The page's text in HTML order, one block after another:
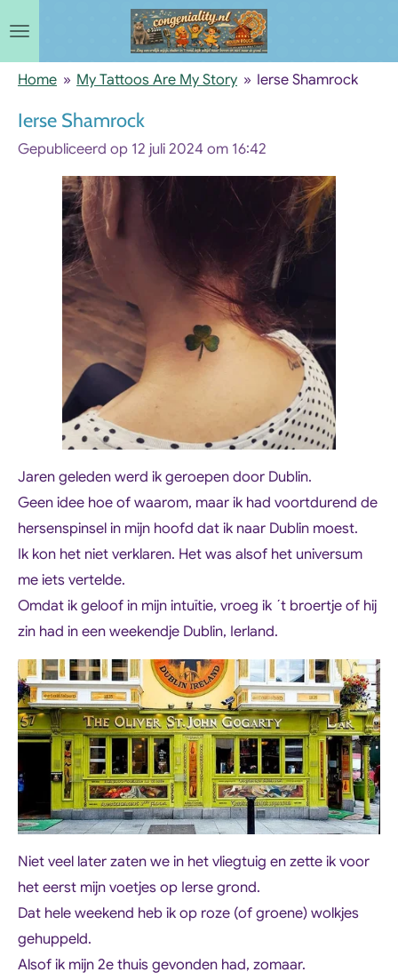
naar
hoofdinhoud
Home » My Tattoos Are My Story » Ierse Shamrock
Ierse Shamrock
Gepubliceerd op 12 juli 2024 om 16:42
Jaren geleden werd ik geroepen door Dublin.
Geen idee hoe of waarom, maar ik had voortdurend de
hersenspinsel in mijn hoofd dat ik naar Dublin moest.
Ik kon het niet verklaren. Het was alsof het universum
me iets vertelde.
Omdat ik geloof in mijn intuïtie, vroeg ik ´t broertje of hij
zin had in een weekendje Dublin, Ierland.
Niet veel later zaten we in het vliegtuig en zette ik voor
het eerst mijn voetjes op Ierse grond.
Dat hele weekend heb ik op roze (of groene) wolkjes
gehuppeld.
Alsof ik mijn 2e thuis gevonden had, zomaar.